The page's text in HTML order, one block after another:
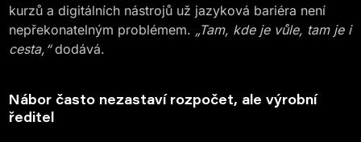
kurzů a digitálních nástrojů už jazyková bariéra není
nepřekonatelným problémem. „Tam, kde je vůle, tam je i
cesta,“dodává.
Nábor často nezastaví rozpočet, ale výrobní
ředitel